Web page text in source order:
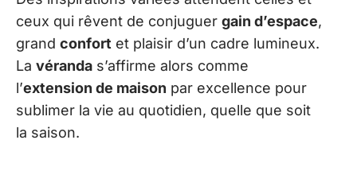
ceux qui rêvent de conjuguer gain d’espace,
grand confort et plaisir d’un cadre lumineux.
La véranda s’affirme alors comme
l’extension de maison par excellence pour
sublimer la vie au quotidien, quelle que soit
la saison.